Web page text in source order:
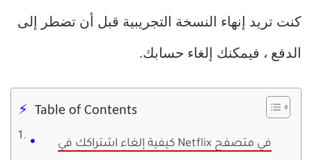
كنت تريد إنهاء النسخة التجريبية قبل أن تضطر إلى
الدفع ، فيمكنك إلغاء حسابك.
Table of Contents
كيفية إلغاء اشتراكك في Netflix في متصفح